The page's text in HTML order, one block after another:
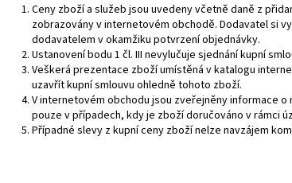
Ceny zboží a služeb jsou uvedeny včetně daně z
zobrazovány v internetovém obchodě. Dodavatel si
dodavatelem v okamžiku potvrzení objednávky.
Ustanovení bodu 1 čl. III nevylučuje sjednání kupní
Veškerá prezentace zboží umístěná v katalogu
uzavřít kupní smlouvu ohledně tohoto zboží.
V internetovém obchodu jsou zveřejněny informace
pouze v případech, kdy je zboží doručováno v rámci
Případné slevy z kupní ceny zboží nelze navzájem